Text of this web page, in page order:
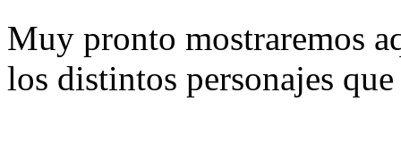
Muy pronto mostraremos
los distintos personajes